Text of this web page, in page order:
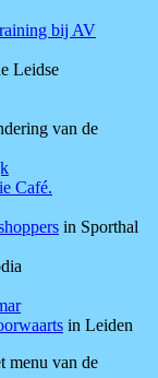
bij AV
Leidse
van de
Café.
in Sporthal
in Leiden
menu van de